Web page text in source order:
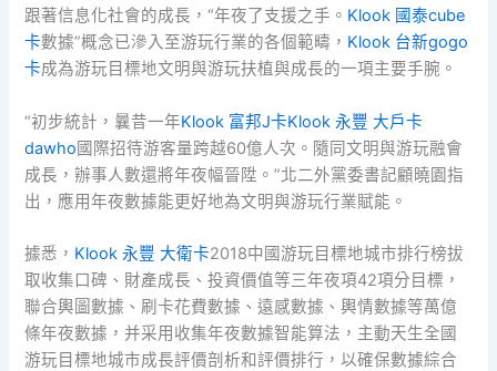
跟著信息化社會的成長，“年夜了支援之手。 Klook 國泰cube
卡數據”概念已滲入至游玩行業的各個範疇， Klook 台新gogo
卡成為游玩目標地文明與游玩扶植與成長的一項主要手腕。
“初步統計，曩昔一年Klook 富邦J卡Klook 永豐 大戶卡
dawho國際招待游客量跨越60億人次。隨同文明與游玩融會
成長，辦事人數還將年夜幅晉陞。”北二外黨委書記顧曉園指
出，應用年夜數據能更好地為文明與游玩行業賦能。
據悉， Klook 永豐 大衛卡2018中國游玩目標地城市排行榜拔
取收集口碑、財產成長、投資價值等三年夜項42項分目標，
聯合輿圖數據、刷卡花費數據、遠感數據、輿情數據等萬億
條年夜數據，并采用收集年夜數據智能算法，主動天生全國
游玩目標地城市成長評價剖析和評價排行，以確保數據綜合